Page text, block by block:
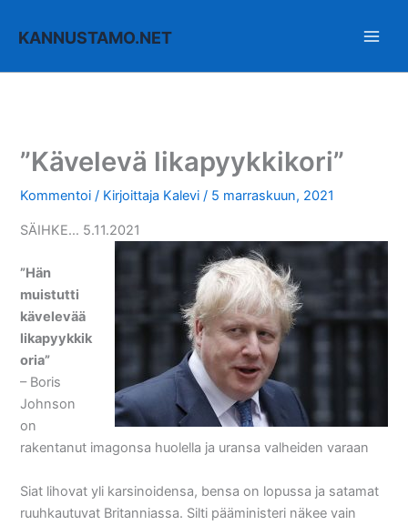
sisältöön
KANNUSTAMO.NET
”Kävelevä likapyykkikori”
Kommentoi / Kirjoittaja Kalevi/ 5 marraskuun, 2021
SÄIHKE… 5.11.2021
”Hän
muistutti
kävelevää
likapyykkik
oria”
– Boris
Johnson
on
rakentanut imagonsa huolella ja uransa valheiden varaan
Siat lihovat yli karsinoidensa, bensa on lopussa ja satamat
ruuhkautuvat Britanniassa. Silti pääministeri näkee vain